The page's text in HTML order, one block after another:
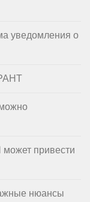
уведомления о
привести
нюансы